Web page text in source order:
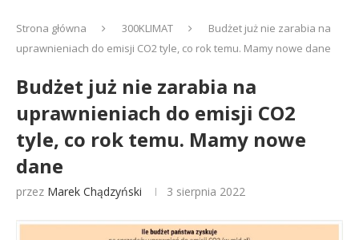
Strona główna 300KLIMAT
Budżet już nie zarabia na
uprawnieniach do emisji CO2 tyle, co rok temu. Mamy nowe dane
Budżet już nie zarabia na
uprawnieniach do emisji CO2
tyle, co rok temu. Mamy nowe
dane
przez Marek Chądzyński 3 sierpnia 2022